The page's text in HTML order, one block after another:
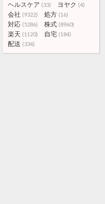
ヘルスケア (33) ヨヤク (4)
会社 (9322) 処方 (16)
対応 (5286) 株式 (8960)
楽天 (1120) 自宅 (184)
配送 (334)